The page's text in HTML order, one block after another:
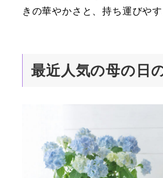
きの華やかさと、持ち運びやす
最近人気の母の日